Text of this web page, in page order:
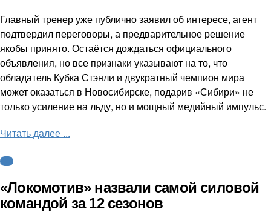
Главный тренер уже публично заявил об интересе, агент
подтвердил переговоры, а предварительное решение
якобы принято. Остаётся дождаться официального
объявления, но все признаки указывают на то, что
обладатель Кубка Стэнли и двукратный чемпион мира
может оказаться в Новосибирске, подарив «Сибири» не
только усиление на льду, но и мощный медийный импульс.
Читать далее ...
КХЛ
«Локомотив» назвали самой силовой
командой за 12 сезонов